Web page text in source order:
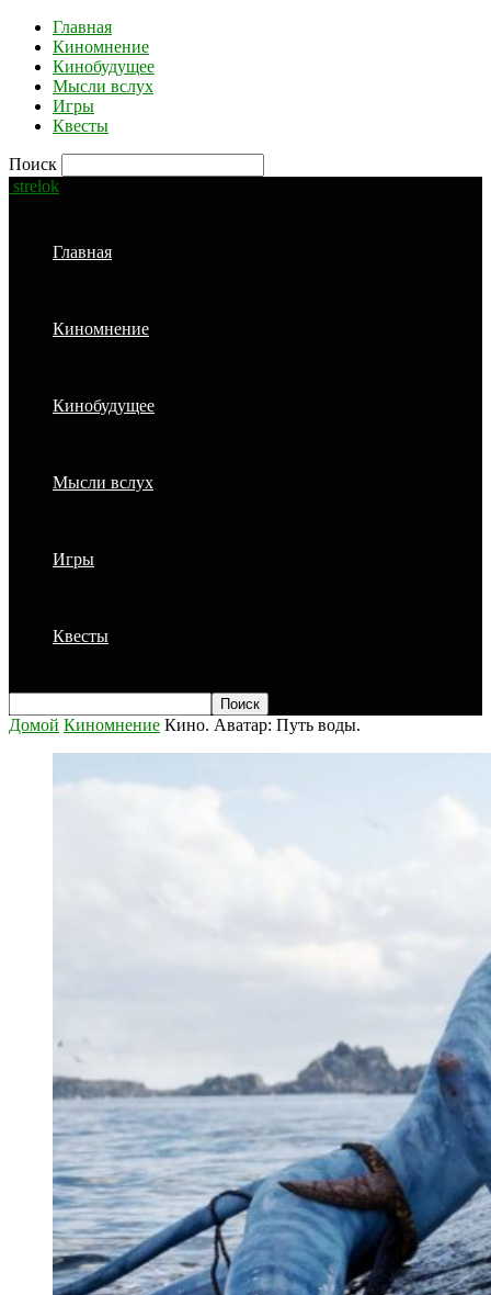
Главная
Киномнение
Кинобудущее
Мысли вслух
Игры
Квесты
Поиск
strelok
Главная
Киномнение
Кинобудущее
Мысли вслух
Игры
Квесты
Домой Киномнение Кино. Аватар: Путь воды.